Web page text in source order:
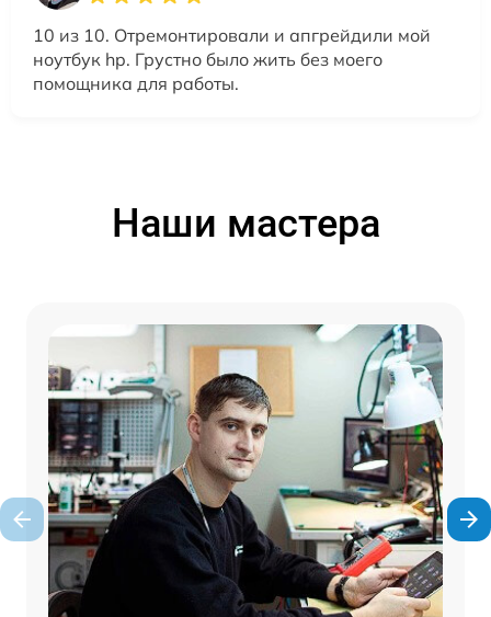
10 из 10. Отремонтировали и апгрейдили мой
ноутбук hp. Грустно было жить без моего
помощника для работы.
Наши мастера